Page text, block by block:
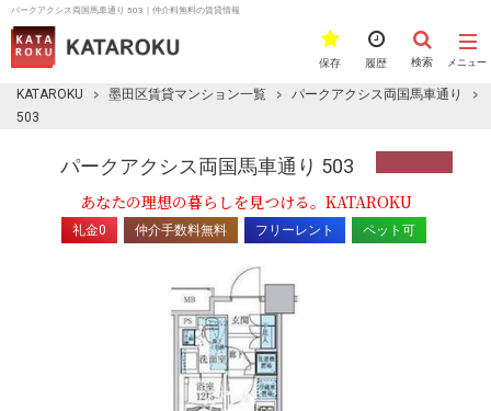
パークアクシス両国馬車通り 503｜仲介料無料の賃貸情報
メニュー
検索
履歴
保存
KATAROKU 墨田区賃貸マンション一覧
パークアクシス両国馬車通り
503
パークアクシス両国馬車通り 503
あなたの理想の暮らしを見つける。KATAROKU
礼金0 仲介手数料無料 フリーレント ペット可